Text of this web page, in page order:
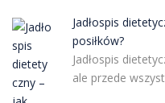
Jadłospis
posiłków?
Jadłospis
ale przede